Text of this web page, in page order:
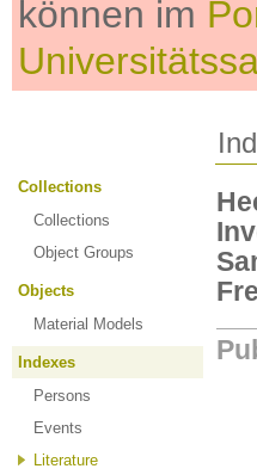
können im
Collections
Collections
Object Groups
Objects
Material Models
Indexes
Persons
Events
Literature